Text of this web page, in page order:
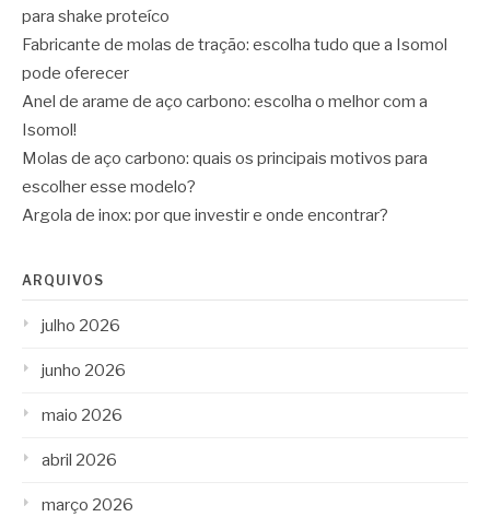
para shake proteíco
Fabricante de molas de tração: escolha tudo que a Isomol
pode oferecer
Anel de arame de aço carbono: escolha o melhor com a
Isomol!
Molas de aço carbono: quais os principais motivos para
escolher esse modelo?
Argola de inox: por que investir e onde encontrar?
ARQUIVOS
julho 2026
junho 2026
maio 2026
abril 2026
março 2026